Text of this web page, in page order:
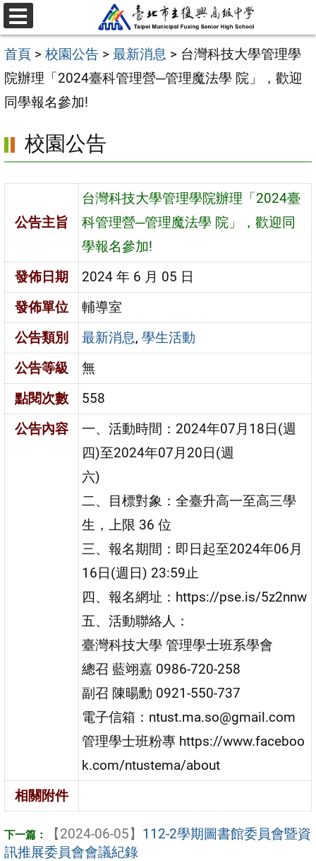
跳
至
主
要
內
區
選
單
首頁 > 校園公告 > 最新消息 > 台灣科技大學管理學
院辦理「2024臺科管理營─管理魔法學 院」，歡迎
同學報名參加!
校園公告
公告主旨
台灣科技大學管理學院辦理「2024臺
科管理營─管理魔法學 院」，歡迎同
學報名參加!
發佈日期
2024 年 6 月 05 日
發佈單位
輔導室
公告類別
最新消息,學生活動
公告等級
無
點閱次數
558
公告內容
一、活動時間：2024年07月18日(週
四)至2024年07月20日(週
六)
二、目標對象：全臺升高一至高三學
生，上限 36 位
三、報名期間：即日起至2024年06月
16日(週日) 23:59止
四、報名網址：https://pse.is/5z2nnw
五、活動聯絡人：
臺灣科技大學 管理學士班系學會
總召 藍翊嘉 0986-720-258
副召 陳暘勳 0921-550-737
電子信箱：ntust.ma.so@gmail.com
管理學士班粉專 https://www.faceboo
k.com/ntustema/about
相關附件
【2024-06-05】 112-2學期圖書館委員會暨資
訊推展委員會會議紀錄